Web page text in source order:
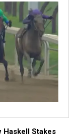
Haskell Stakes